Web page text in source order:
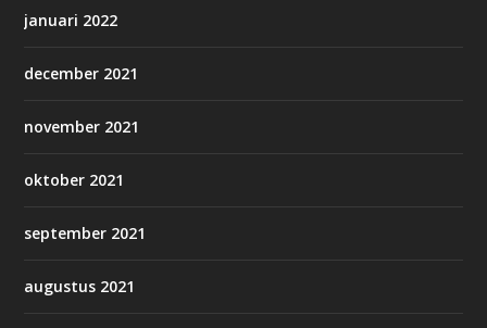
januari 2022
december 2021
november 2021
oktober 2021
september 2021
augustus 2021